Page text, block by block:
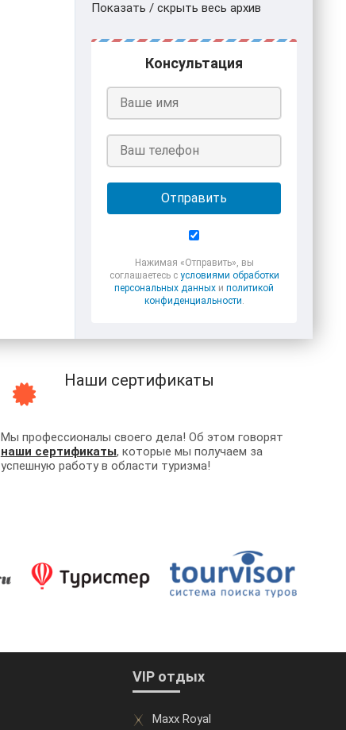
Показать / скрыть весь архив
Консультация
Отправить
Нажимая «Отправить», вы
соглашаетесь с условиями обработки
персональных данных и политикой
конфиденциальности.
Наши сертификаты
Мы профессионалы своего дела! Об этом говорят
наши сертификаты, которые мы получаем за
успешную работу в области туризма!
VIP отдых
Maxx Royal